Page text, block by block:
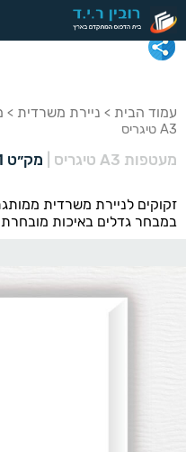
עמוד הבית > ניירת משרדית >
A3 טיגריס
מעטפות A3 טיגריס מק״ט 52401
זקוקים לניירת משרדית
במבחר גדלים באיכות